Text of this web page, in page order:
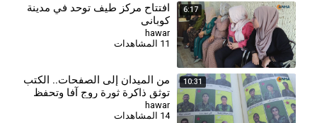
6:17
افتتاح مركز طيف توحد في مدينة
كوباني
hawar
11 المشاهدات
10:31
من الميدان إلى الصفحات.. الكتب
توثق ذاكرة ثورة روج آفا وتحفظ
تاريخها للأجيال
hawar
14 المشاهدات